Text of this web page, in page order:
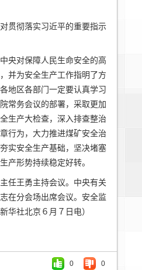
贯彻落实习近平的重要指示
央对保障人民生命安全的高
并为安全生产工作指明了方
地区各部门一定要认真学习
常务会议的部署，采取更加
生产大检查，深入排查整治
行为，大力推进煤矿安全治
实安全生产基础，坚决堵塞
产形势持续稳定好转。
任王勇主持会议。中央有关
在分会场出席会议。安全监
华社北京６月７日电）
0 0